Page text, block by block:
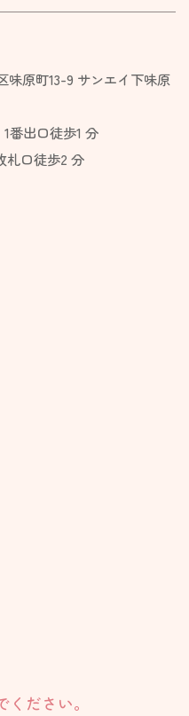
味原町13-9 サンエイ下味原
番出口徒歩1 分
札口徒歩2 分
ださい。